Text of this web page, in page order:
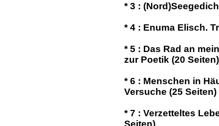
*3 :
*4 : Enuma Elisch.
*5 : Das Rad an
zur Poetik (20 Seiten)
*6 : Menschen in
Versuche (25 Seiten)
*7 : Verzetteltes